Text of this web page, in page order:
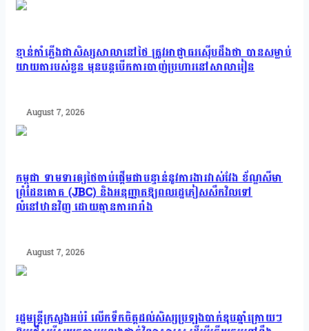
ខ្មាន់កាំភ្លើងជាសិស្សសាលានៅថៃ ត្រូវអាជ្ញាធរស៊ើបដឹងថា បានសម្លាប់
យាយតារបស់ខ្លួន មុនបន្តបើកការបាញ់ប្រហារនៅសាលារៀន
August 7, 2026
កម្ពុជា ទាមទារឲ្យថៃចាប់ផ្តើមជាបន្ទាន់នូវការងារវាស់វែង ខ័ណ្ឌសីមា
ព្រំដែនគោគ (JBC) និងអនុញ្ញាតឱ្យពលរដ្ឋភៀសសឹកវិលទៅ
លំនៅឋានវិញ ដោយគ្មានការរារាំង
August 7, 2026
រដ្ឋមន្រ្តីក្រសួងអប់រំ លើកទឹកចិត្តដល់សិស្សប្រឡងបាក់ឌុបឆ្នាំក្រោយៗ